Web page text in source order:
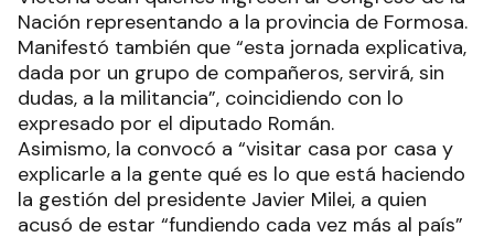
Nación representando a la provincia de Formosa.
Manifestó también que “esta jornada explicativa,
dada por un grupo de compañeros, servirá, sin
dudas, a la militancia”, coincidiendo con lo
expresado por el diputado Román.
Asimismo, la convocó a “visitar casa por casa y
explicarle a la gente qué es lo que está haciendo
la gestión del presidente Javier Milei, a quien
acusó de estar “fundiendo cada vez más al país”